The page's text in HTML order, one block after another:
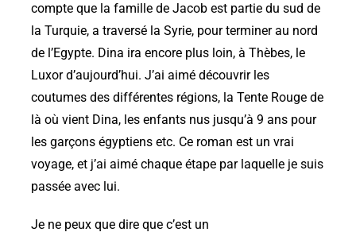
compte que la famille de Jacob est partie du sud de
la Turquie, a traversé la Syrie, pour terminer au nord
de l’Egypte. Dina ira encore plus loin, à Thèbes, le
Luxor d’aujourd’hui. J’ai aimé découvrir les
coutumes des différentes régions, la Tente Rouge de
là où vient Dina, les enfants nus jusqu’à 9 ans pour
les garçons égyptiens etc. Ce roman est un vrai
voyage, et j’ai aimé chaque étape par laquelle je suis
passée avec lui.
Je ne peux que dire que c’est un